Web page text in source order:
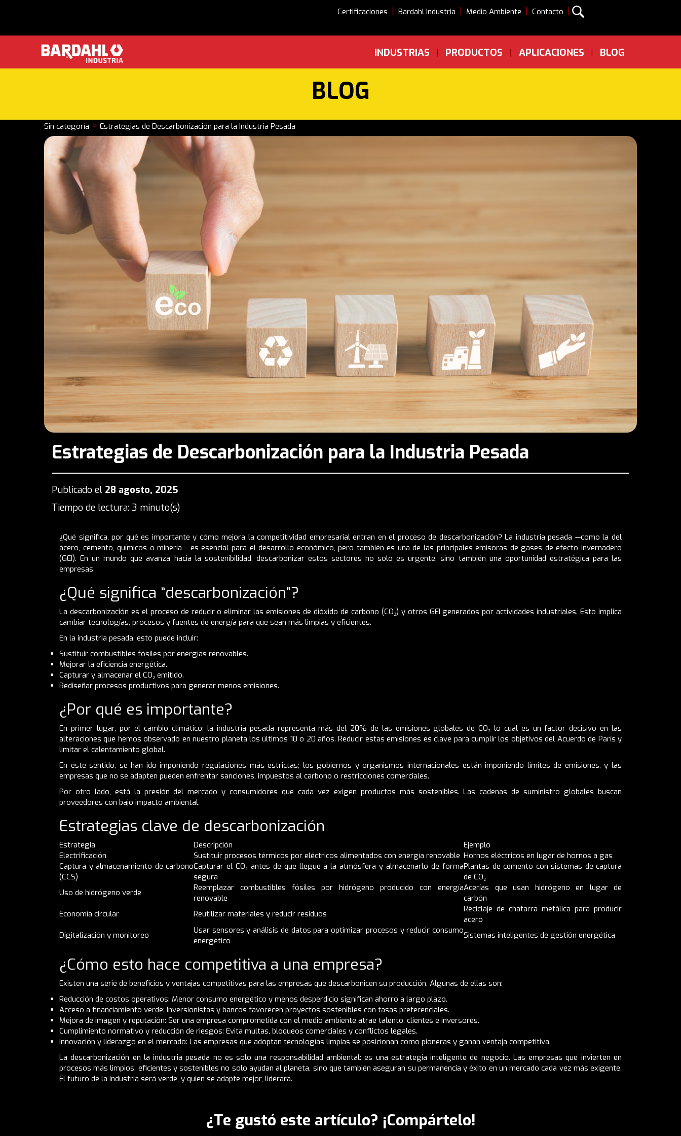
Certificaciones | Bardahl Industria | Medio Ambiente | Contacto |
INDUSTRIAS | PRODUCTOS | APLICACIONES | BLOG
BLOG
Sin categoría > Estrategias de Descarbonización para la Industria Pesada
Estrategias de Descarbonización para la Industria Pesada
Publicado el 28 agosto, 2025
Tiempo de lectura: 3 minuto(s)
¿Qué significa, por qué es importante y cómo mejora la competitividad empresarial entran en el proceso de descarbonización? La industria pesada —como la del
acero, cemento, químicos o minería— es esencial para el desarrollo económico, pero también es una de las principales emisoras de gases de efecto invernadero
(GEI). En un mundo que avanza hacia la sostenibilidad, descarbonizar estos sectores no solo es urgente, sino también una oportunidad estratégica para las
empresas.
¿Qué significa “descarbonización”?
La descarbonización es el proceso de reducir o eliminar las emisiones de dióxido de carbono (CO₂) y otros GEI generados por actividades industriales. Esto implica
cambiar tecnologías, procesos y fuentes de energía para que sean más limpias y eficientes.
En la industria pesada, esto puede incluir:
Sustituir combustibles fósiles por energías renovables.
Mejorar la eficiencia energética.
Capturar y almacenar el CO₂ emitido.
Rediseñar procesos productivos para generar menos emisiones.
¿Por qué es importante?
En primer lugar, por el cambio climático; la industria pesada representa más del 20% de las emisiones globales de CO₂ lo cual es un factor decisivo en las
alteraciones que hemos observado en nuestro planeta los últimos 10 o 20 años. Reducir estas emisiones es clave para cumplir los objetivos del Acuerdo de París y
limitar el calentamiento global.
En este sentido, se han ido imponiendo regulaciones más estrictas; los gobiernos y organismos internacionales están imponiendo límites de emisiones, y las
empresas que no se adapten pueden enfrentar sanciones, impuestos al carbono o restricciones comerciales.
Por otro lado, está la presión del mercado y consumidores que cada vez exigen productos más sostenibles. Las cadenas de suministro globales buscan
proveedores con bajo impacto ambiental.
Estrategias clave de descarbonización
Estrategia Descripción
Ejemplo
Electrificación
Sustituir procesos térmicos por eléctricos alimentados con energía renovable Hornos eléctricos en lugar de hornos a gas
Captura y almacenamiento de carbono
(CCS)
Capturar el CO₂ antes de que llegue a la atmósfera y almacenarlo de forma
segura
Plantas de cemento con sistemas de captura
de CO₂
Uso de hidrógeno verde
Reemplazar combustibles fósiles por hidrógeno producido con energía
renovable
Acerías que usan hidrógeno en lugar de
carbón
Economía circular
Reutilizar materiales y reducir residuos
Reciclaje de chatarra metálica para producir
acero
Digitalización y monitoreo
Usar sensores y análisis de datos para optimizar procesos y reducir consumo
energético
Sistemas inteligentes de gestión energética
¿Cómo esto hace competitiva a una empresa?
Existen una serie de beneficios y ventajas competitivas para las empresas que descarbonicen su producción. Algunas de ellas son:
Reducción de costos operativos: Menor consumo energético y menos desperdicio significan ahorro a largo plazo.
Acceso a financiamiento verde: Inversionistas y bancos favorecen proyectos sostenibles con tasas preferenciales.
Mejora de imagen y reputación: Ser una empresa comprometida con el medio ambiente atrae talento, clientes e inversores.
Cumplimiento normativo y reducción de riesgos: Evita multas, bloqueos comerciales y conflictos legales.
Innovación y liderazgo en el mercado: Las empresas que adoptan tecnologías limpias se posicionan como pioneras y ganan ventaja competitiva.
La descarbonización en la industria pesada no es solo una responsabilidad ambiental: es una estrategia inteligente de negocio. Las empresas que invierten en
procesos más limpios, eficientes y sostenibles no solo ayudan al planeta, sino que también aseguran su permanencia y éxito en un mercado cada vez más exigente.
El futuro de la industria será verde, y quien se adapte mejor, liderará.
¿Te gustó este artículo? ¡Compártelo!